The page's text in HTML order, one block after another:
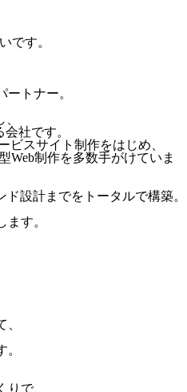
です。
トナー。
社です。
ビスサイト制作をはじめ、
Web制作を多数手がけていま
設計までをトータルで構築。
す。
で、